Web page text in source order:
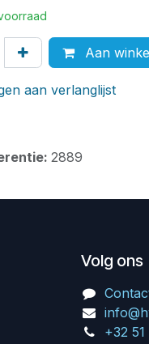
Aan
aan verlanglijst
2889
Volg ons
+32